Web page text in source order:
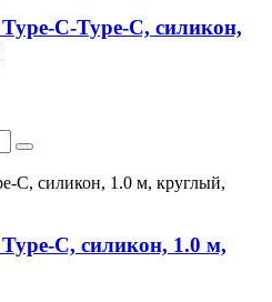
C-Type-C, силикон,
C, силикон, 1.0 м,